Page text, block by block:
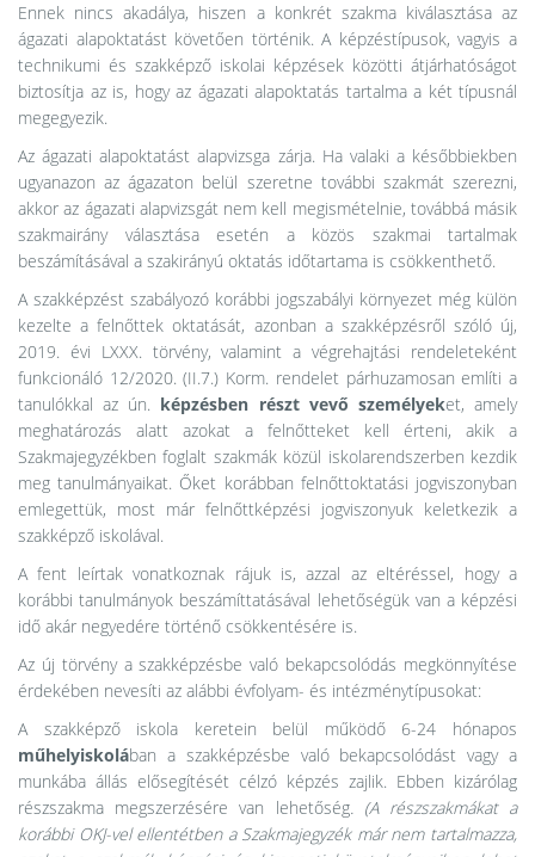
Ennek nincs akadálya, hiszen a konkrét szakma kiválasztása az
ágazati alapoktatást követően történik. A képzéstípusok, vagyis a
technikumi és szakképző iskolai képzések közötti átjárhatóságot
biztosítja az is, hogy az ágazati alapoktatás tartalma a két típusnál
megegyezik.
Az ágazati alapoktatást alapvizsga zárja. Ha valaki a későbbiekben
ugyanazon az ágazaton belül szeretne további szakmát szerezni,
akkor az ágazati alapvizsgát nem kell megismételnie, továbbá másik
szakmairány választása esetén a közös szakmai tartalmak
beszámításával a szakirányú oktatás időtartama is csökkenthető.
A szakképzést szabályozó korábbi jogszabályi környezet még külön
kezelte a felnőttek oktatását, azonban a szakképzésről szóló új,
2019. évi LXXX. törvény, valamint a végrehajtási rendeleteként
funkcionáló 12/2020. (II.7.) Korm. rendelet párhuzamosan említi a
tanulókkal az ún. képzésben részt vevő személyeket, amely
meghatározás alatt azokat a felnőtteket kell érteni, akik a
Szakmajegyzékben foglalt szakmák közül iskolarendszerben kezdik
meg tanulmányaikat. Őket korábban felnőttoktatási jogviszonyban
emlegettük, most már felnőttképzési jogviszonyuk keletkezik a
szakképző iskolával.
A fent leírtak vonatkoznak rájuk is, azzal az eltéréssel, hogy a
korábbi tanulmányok beszámíttatásával lehetőségük van a képzési
idő akár negyedére történő csökkentésére is.
Az új törvény a szakképzésbe való bekapcsolódás megkönnyítése
érdekében nevesíti az alábbi évfolyam- és intézménytípusokat:
A szakképző iskola keretein belül működő 6-24 hónapos
műhelyiskolában a szakképzésbe való bekapcsolódást vagy a
munkába állás elősegítését célzó képzés zajlik. Ebben kizárólag
részszakma megszerzésére van lehetőség. (A részszakmákat a
korábbi OKJ-vel ellentétben a Szakmajegyzék már nem tartalmazza,